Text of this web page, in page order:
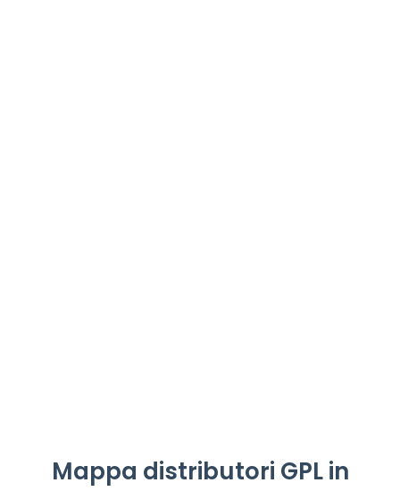
Mappa distributori GPL in